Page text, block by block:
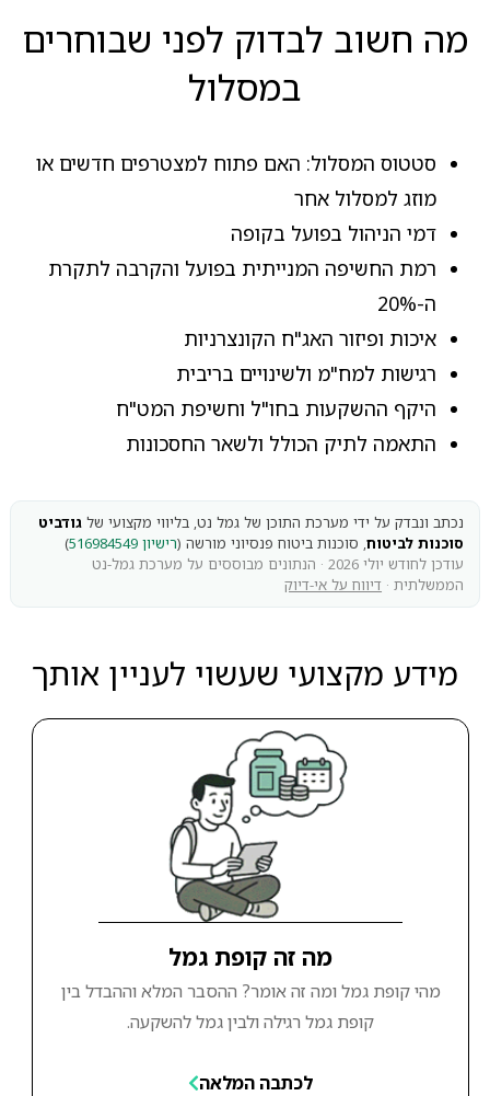
מה חשוב לבדוק לפני שבוחרים
במסלול
סטטוס המסלול: האם פתוח למצטרפים חדשים או
מוזג למסלול אחר
דמי הניהול בפועל בקופה
רמת החשיפה המנייתית בפועל והקרבה לתקרת
ה-20%
איכות ופיזור האג"ח הקונצרניות
רגישות למח"מ ולשינויים בריבית
היקף ההשקעות בחו"ל וחשיפת המט"ח
התאמה לתיק הכולל ולשאר החסכונות
נכתב ונבדק על ידי מערכת התוכן של גמל נט, בליווי מקצועי של גודביט
סוכנות לביטוח, סוכנות ביטוח פנסיוני מורשה (רישיון 516984549
)
עודכן לחודש יולי 2026 · הנתונים מבוססים על מערכת גמל-נט
הממשלתית · דיווח על אי-דיוק
מידע מקצועי שעשוי לעניין אותך
מה זה קופת גמל
מהי קופת גמל ומה זה אומר? ההסבר המלא וההבדל בין
קופת גמל רגילה ולבין גמל להשקעה.
לכתבה המלאה